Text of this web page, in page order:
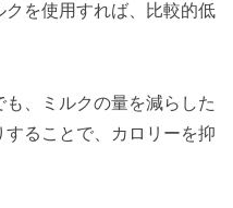
を使用すれば、比較的低
、ミルクの量を減らした
ることで、カロリーを抑